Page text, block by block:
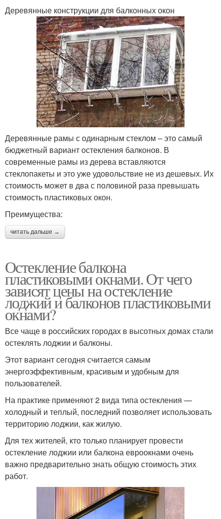
Деревянные конструкции для балконных окон
Деревянные рамы с одинарным стеклом – это самый
бюджетный вариант остекления балконов. В
современные рамы из дерева вставляются
стеклопакеты и это уже удовольствие не из дешевых. Их
стоимость может в два с половиной раза превышать
стоимость пластиковых окон.
Преимущества:
читать дальше →
Остекление балкона
пластиковыми окнами. От чего
зависят цены на остекление
лоджий и балконов пластиковыми
окнами?
Все чаще в российских городах в высотных домах стали
остеклять лоджии и балконы.
Этот вариант сегодня считается самым
энергоэффективным, красивым и удобным для
пользователей.
На практике применяют 2 вида типа остекления —
холодный и теплый, последний позволяет использовать
территорию лоджии, как жилую.
Для тех жителей, кто только планирует провести
остекление лоджии или балкона евроокнами очень
важно предварительно знать общую стоимость этих
работ.